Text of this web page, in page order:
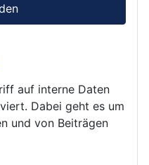
auf interne Daten
Dabei geht es um
und von Beiträgen